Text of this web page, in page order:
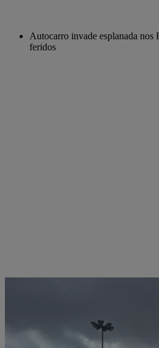
Autocarro invade esplanada nos
feridos